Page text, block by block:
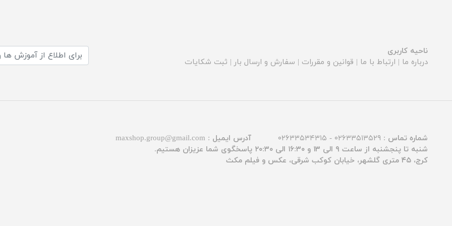
ناحیه کاربری
درباره ما | ارتباط با ما | قوانین و مقررات | سفارش و ارسال بار | ثبت شکایات
شماره تماس : ۰۲۶۳۳۵۱۳۵۲۹ - ۰۲۶۳۳۵۳۴۳۱۵ آدرس ایمیل : maxshop.group@gmail.com
شنبه تا پنجشنبه از ساعت ۹ الی ۱۳ و ۱۶:۳۰ الی ۲۰:۳۰ پاسخگوی شما عزیزان هستیم.
کرج، ۴۵ متری گلشهر، خیابان کوکب شرقی، عکس و فیلم مکث